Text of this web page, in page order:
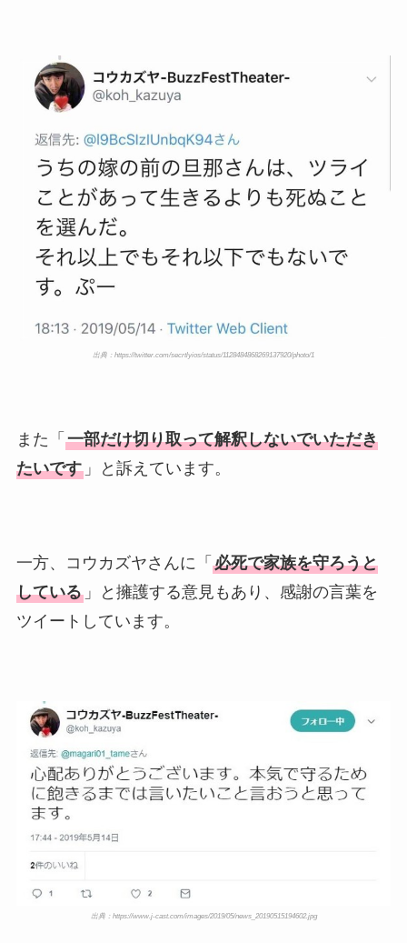
出典：https://twitter.com/secrtlyios/status/1128484868269137920/photo/1
また「 一部だけ切り取って解釈しないでいただき
たいです」と訴えています。
一方、コウカズヤさんに「 必死で家族を守ろうと
している」と擁護する意見もあり、感謝の言葉を
ツイートしています。
出典：https://www.j-cast.com/images/2019/05/news_20190515194602.jpg